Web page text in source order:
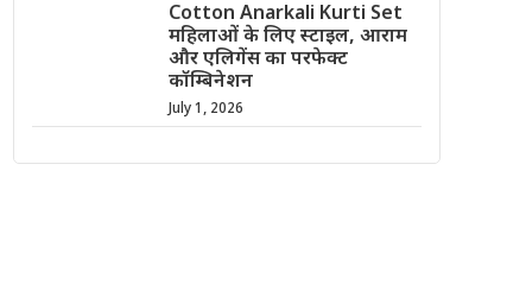
Cotton Anarkali Kurti Set
महिलाओं के लिए स्टाइल, आराम
और एलिगेंस का परफेक्ट
कॉम्बिनेशन
July 1, 2026